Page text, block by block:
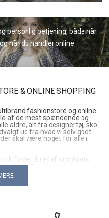
personlig betjening, både når
når du handler online
& ONLINE SHOPPING
fashionstore og online
af de mest spændende og
aldre, alt fra designertøj, sko
ud fra hvad vi selv godt
skal være noget for alle i
finder du et af områdets
bl.a. Mos Mosh, Cabana
Second Female,
andre spændende danske
nye til.
med mange gode